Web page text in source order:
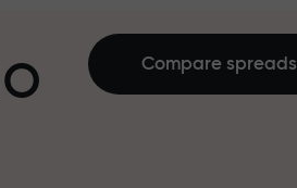
Compare spreads